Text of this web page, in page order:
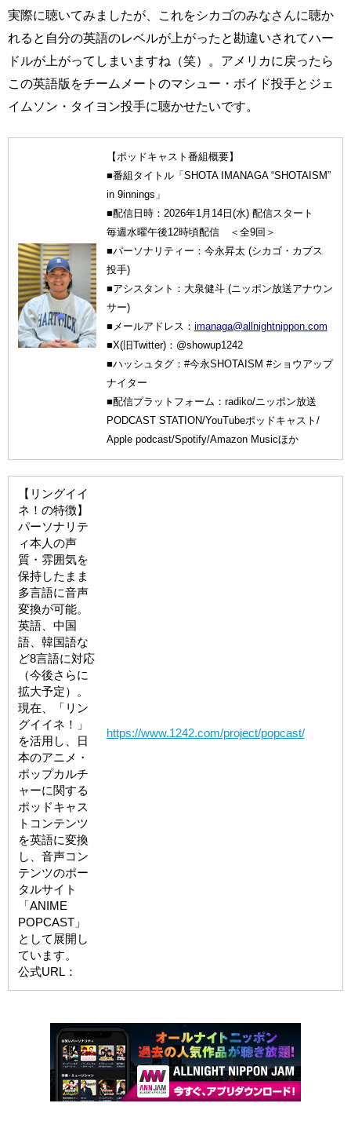
実際に聴いてみましたが、これをシカゴのみなさんに聴か
れると自分の英語のレベルが上がったと勘違いされてハー
ドルが上がってしまいますね（笑）。アメリカに戻ったら
この英語版をチームメートのマシュー・ボイド投手とジェ
イムソン・タイヨン投手に聴かせたいです。
【ポッドキャスト番組概要】
■番組タイトル「SHOTA IMANAGA “SHOTAISM”
in 9innings」
■配信日時：2026年1月14日(水) 配信スタート
毎週水曜午後12時頃配信 ＜全9回＞
■パーソナリティー：今永昇太 (シカゴ・カブス
投手)
■アシスタント：大泉健斗 (ニッポン放送アナウン
サー)
■メールアドレス： imanaga@allnightnippon.com
■X(旧Twitter)：@showup1242
■ハッシュタグ：#今永SHOTAISM #ショウアップ
ナイター
■配信プラットフォーム：radiko/ニッポン放送
PODCAST STATION/YouTubeポッドキャスト/
Apple podcast/Spotify/Amazon Musicほか
【リングイイ
ネ！の特徴】
パーソナリテ
ィ本人の声
質・雰囲気を
保持したまま
多言語に音声
変換が可能。
英語、中国
語、韓国語な
ど8言語に対応
（今後さらに
拡大予定）。
現在、「リン
グイイネ！」
を活用し、日
本のアニメ・
ポップカルチ
ャーに関する
ポッドキャス
トコンテンツ
を英語に変換
し、音声コン
テンツのポー
タルサイト
「ANIME
POPCAST」
として展開し
ています。
公式URL：
https://www.1242.com/project/popcast/